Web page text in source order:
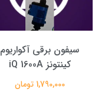
سیفون برقی آکواریوم
کینتونز iQ 1600A
1,790,000 تومان